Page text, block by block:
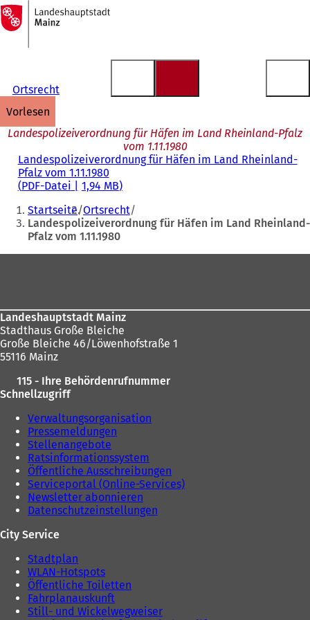
Inhalt anspringen
Zur
Startseite
Ortsrecht
vorlesen
Landespolizeiverordnung für Häfen im Land Rheinland-Pfalz
vom 1.11.1980
Landespolizeiverordnung für Häfen im Land Rheinland-
Pfalz vom 1.11.1980
PDF-Datei 1,94 MB
Sie
befinden
sich
hier:
Startseite Ortsrecht
Landespolizeiverordnung für Häfen im Land Rheinland-
Pfalz vom 1.11.1980
Landeshauptstadt Mainz
Stadthaus Große Bleiche
Große Bleiche 46/Löwenhofstraße 1
55116 Mainz
115 - Ihre Behördenrufnummer
Schnellzugriff
Verwaltungsorganisation
Pressemeldungen
Stellenangebote
Ratsinformationssystem
Öffentliche Ausschreibungen
Serviceportal (Online-Services)
Newsletter abonnieren
Datenschutzeinstellungen
City Service
Stadtplan
WLAN-Hotspots
Öffentliche Toiletten
Fahrplanauskunft
Still- und Wickelwegweiser